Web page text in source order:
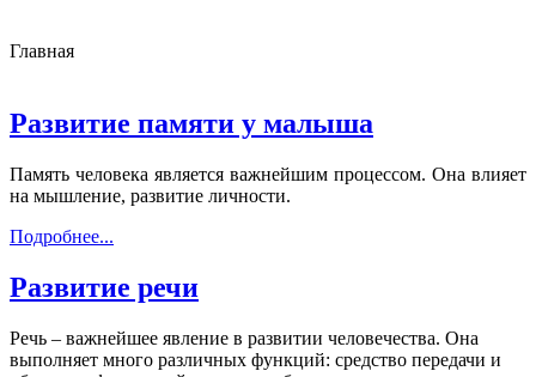
Главная
Развитие памяти у малыша
Память человека является важнейшим процессом. Она влияет
на мышление, развитие личности.
Подробнее...
Развитие речи
Речь – важнейшее явление в развитии человечества. Она
выполняет много различных функций: средство передачи и